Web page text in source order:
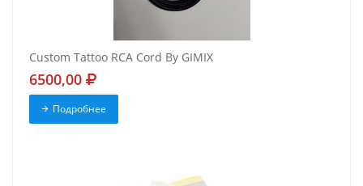
Custom Tattoo RCA Cord By GIMIX
6500,00
Подробнее